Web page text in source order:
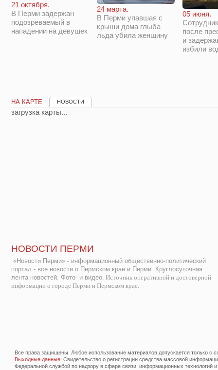
21 октября.
В Перми задержан
подозреваемый в
нападении на девушек
24 марта.
В Перми упавшая с
крыши дома глыба
льда убила женщину
05 июня.
после
и
избили
НА КАРТЕ НОВОСТИ
загрузка карты...
НОВОСТИ ПЕРМИ
«Новости Перми» - информационный общественно-политический
портал - все новости о Пермском крае и Перми. Круглосуточная
лента новостей. Фото- и видео. Источник оперативной и достоверной
информации о городе Перми и Пермском крае.
Все права защищены. Любое использование материалов допускается только с
Выходные данные: Свидетельство о регистрации средства массовой
Федеральной службой по надзору в сфере связи, информационных технологий